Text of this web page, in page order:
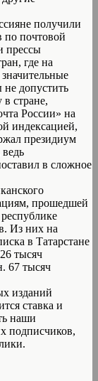
получили
по почтовой
прессы
где на
не допустить
стране,
России» на
индексацией,
президиум
в сложное
прошедшей
Из них на
в Татарстане
тысяч
67 тысяч
изданий
ставка и
наши
подписчиков,